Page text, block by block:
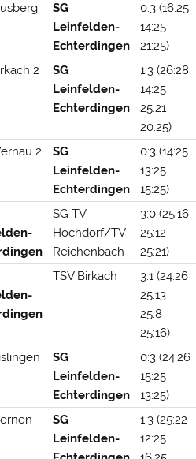
SG
Leinfelden-
Echterdingen
0:3 (16:25
14:25
21:25)
2
SG
Leinfelden-
Echterdingen
1:3 (26:28
14:25
25:21
20:25)
2
SG
Leinfelden-
Echterdingen
0:3 (14:25
13:25
15:25)
SG TV
Hochdorf/TV
Reichenbach
3:0 (25:16
25:12
25:21)
TSV Birkach
3:1 (24:26
25:13
25:8
25:16)
SG
Leinfelden-
Echterdingen
0:3 (24:26
15:25
13:25)
SG
Leinfelden-
1:3 (25:22
12:25